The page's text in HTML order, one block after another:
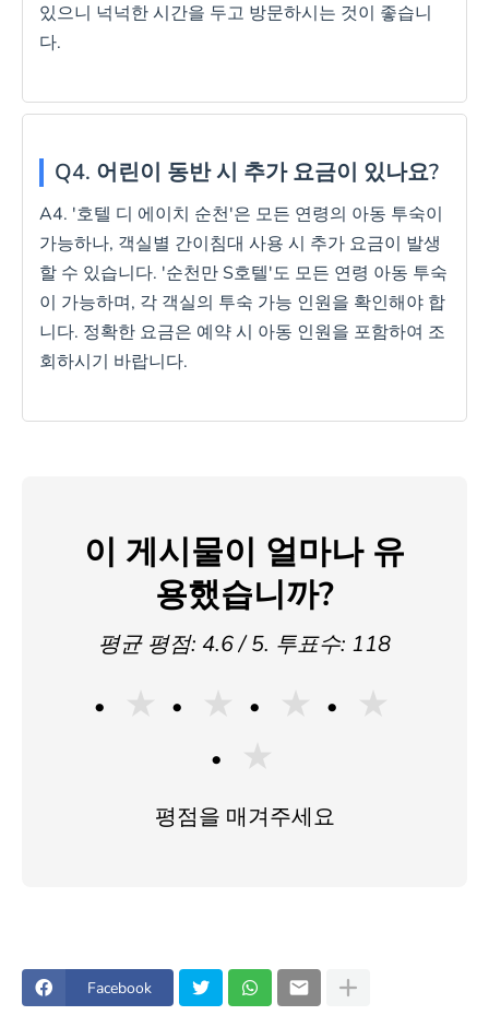
있으니 넉넉한 시간을 두고 방문하시는 것이 좋습니
다.
Q4. 어린이 동반 시 추가 요금이 있나요?
A4. '호텔 디 에이치 순천'은 모든 연령의 아동 투숙이
가능하나, 객실별 간이침대 사용 시 추가 요금이 발생
할 수 있습니다. '순천만 S호텔'도 모든 연령 아동 투숙
이 가능하며, 각 객실의 투숙 가능 인원을 확인해야 합
니다. 정확한 요금은 예약 시 아동 인원을 포함하여 조
회하시기 바랍니다.
이 게시물이 얼마나 유
용했습니까?
평균 평점: 4.6/ 5. 투표수: 118
★ ★ ★
★
★
평점을 매겨주세요
Facebook